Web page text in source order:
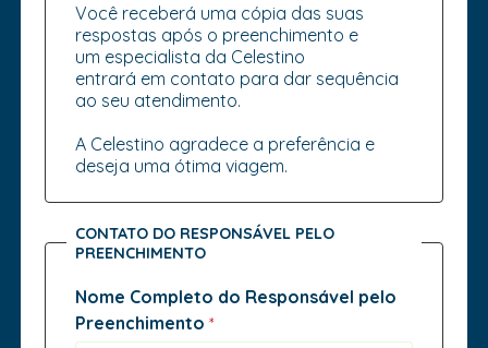
Você receberá uma cópia das suas
respostas após o preenchimento e
um especialista da Celestino
entrará em contato para dar sequência
ao seu atendimento.
A Celestino agradece a preferência e
deseja uma ótima viagem.
CONTATO DO RESPONSÁVEL PELO
PREENCHIMENTO
Nome Completo do Responsável pelo
Preenchimento